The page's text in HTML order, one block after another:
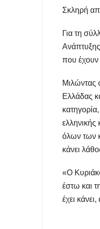
Σκληρή
Για τη
που έχουν
Μιλώντας
Ελλάδας
όλων των
κάνει
«Ο
έστω και
έχει